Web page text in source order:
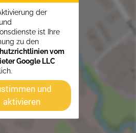
der
ist Ihre
zu den
vom
Google LLC
und
aktivieren